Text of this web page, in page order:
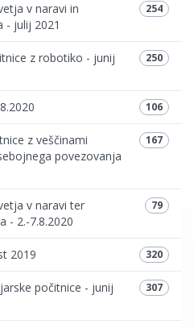
254
v naravi in
- julij 2021
250
z robotiko - junij
106
167
z veščinami
povezovanja
79
v naravi ter
- 2.-7.8.2020
320
2019
307
počitnice - junij